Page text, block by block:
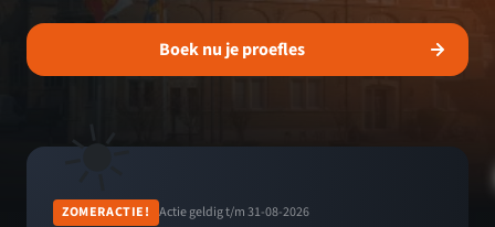
Boek nu je proefles
☀️
ZOMERACTIE! Actie geldig t/m 31-08-2026